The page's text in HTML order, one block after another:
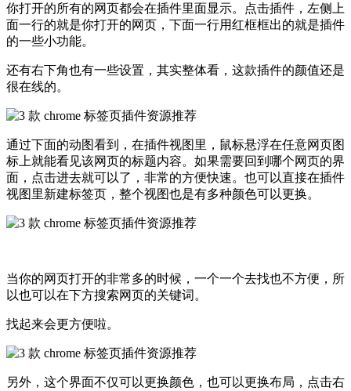
你打开的所有的网页都会在插件里面显示。点击插件，左侧上
面一行的就是你打开的网页，下面一行用红框框出的就是插件
的一些小功能。
还有右下角也有一些设置，其实整体看，这款插件的颜值还是
很在线的。
通过下面的动图看到，在插件视图里，鼠标悬浮在任意网页图
标上就能看见该网页的标题内容。如果需要回到哪个网页的界
面，点击进去就可以了，非常的方便快速。也可以直接在插件
视图里新建标签页，整个视图也是有多种颜色可以更换。
当你的网页打开的非常多的时候，一个一个去找也不方便，所
以也可以在下方搜索网页的关键词。
找起来会更方便啦。
另外，这个界面不仅可以更换颜色，也可以更换布局，点击右